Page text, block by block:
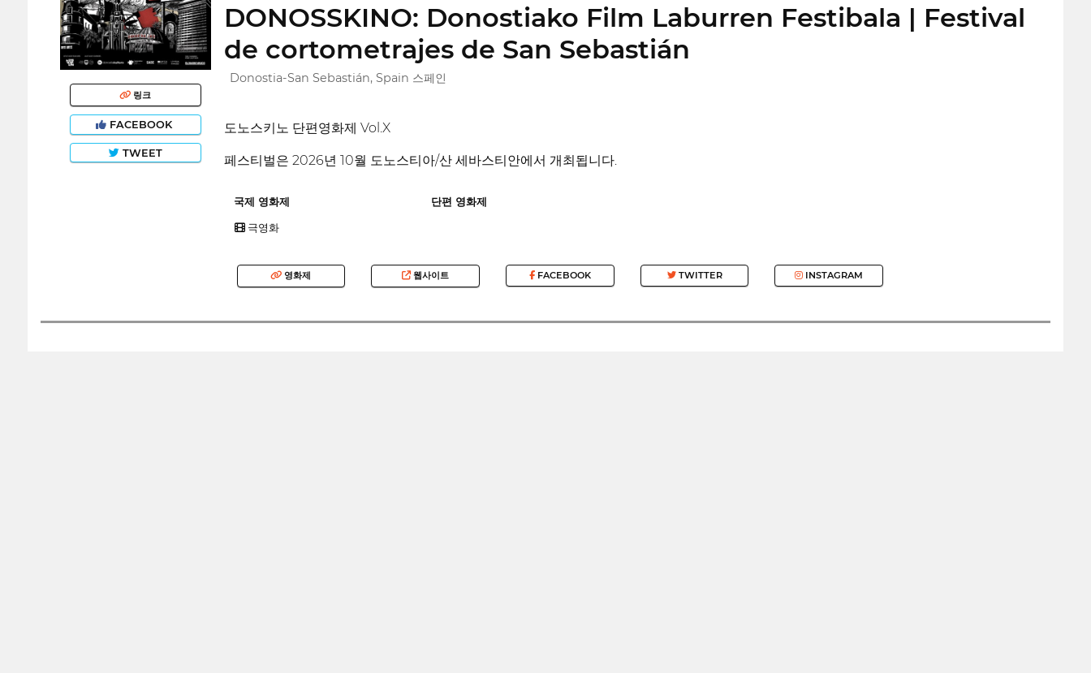
링크
FACEBOOK
TWEET
DONOSSKINO: Donostiako Film Laburren Festibala | Festival
de cortometrajes de San Sebastián
Donostia-San Sebastián, Spain 스페인
도노스키노 단편영화제 Vol.X
페스티벌은 2026년 10월 도노스티아/산 세바스티안에서 개최됩니다.
국제 영화제 단편 영화제
극영화
영화제 웹사이트 FACEBOOK TWITTER INSTAGRAM